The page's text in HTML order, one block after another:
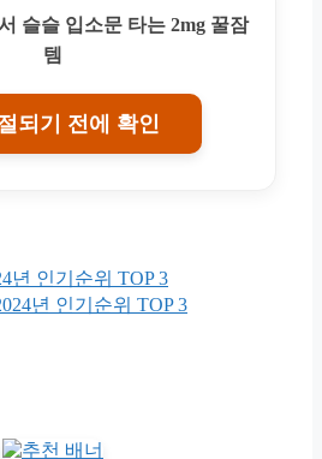
슬슬 입소문 타는 2mg 꿀잠
템
되기 전에 확인
년 인기순위 TOP 3
년 인기순위 TOP 3